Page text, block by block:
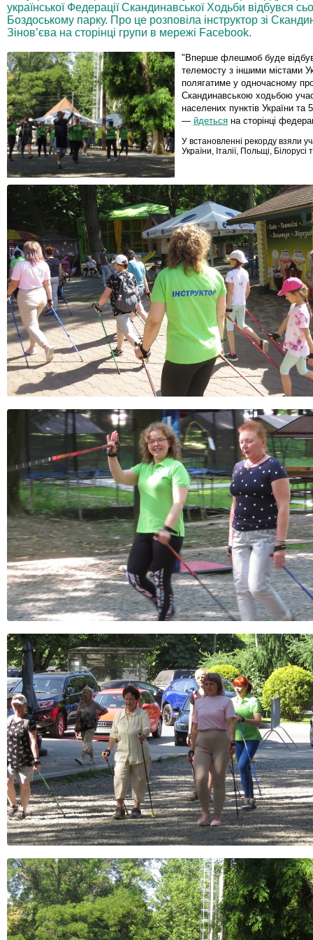
української Федерації Скандинавської Ходьби відбувся
Боздоському парку. Про це розповіла інструктор зі
Зінов’єва на сторінці групи в мережі Facebook.
"Вперше флешмоб буде
телемосту з іншими містами
полягатиме у одночасному
Скандинавською ходьбою
населених пунктів України та
— йдеться на сторінці
У встановленні рекорду взяли
України, Італії, Польщі, Білорусі